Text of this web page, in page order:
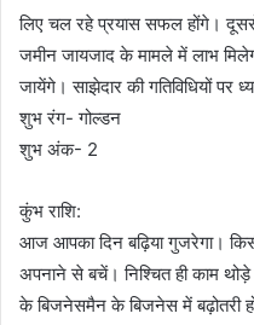
लिए चल रहे प्रयास सफल होंगे।
जमीन जायजाद के मामले में लाभ
जायेंगे। साझेदार की गतिविधियों पर
शुभ रंग- गोल्डन
शुभ अंक- 2
कुंभ राशि:
आज आपका दिन बढ़िया गुजरेगा।
अपनाने से बचें। निश्चित ही काम
के बिजनेसमैन के बिजनेस में बढ़ोतरी